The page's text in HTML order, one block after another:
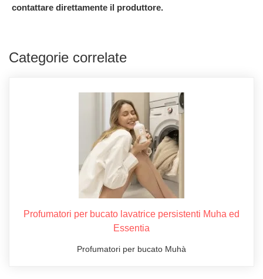
contattare direttamente il produttore.
Categorie correlate
Profumatori per bucato lavatrice persistenti Muha ed
Essentia
Profumatori per bucato Muhà